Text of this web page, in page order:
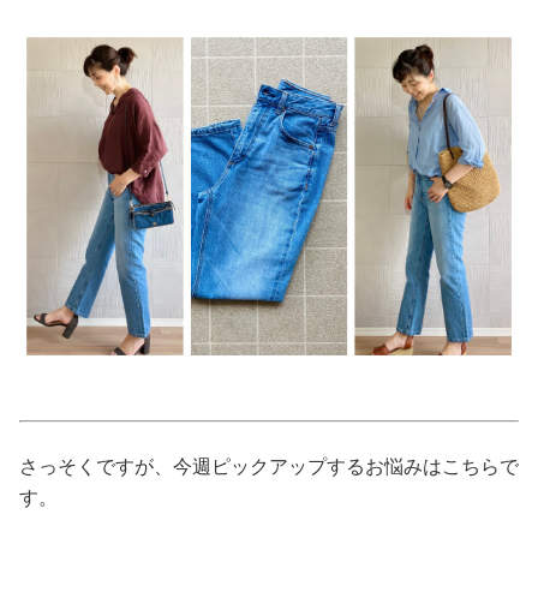
妊娠/出産/家族
ココロ/カラダ
グルメ
トラベル
カルチャー/エンタメ
性と愛
さっそくですが、今週ピックアップするお悩みはこちらで
す。